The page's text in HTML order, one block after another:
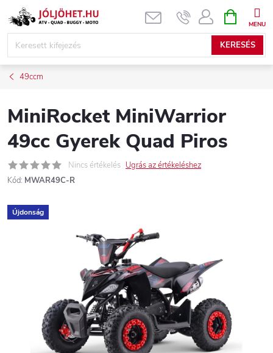
Ugrás
KERESÉS
KOSÁR
49ccm
MiniRocket MiniWarrior
49cc Gyerek Quad Piros
Nincs értékelés Ugrás az értékeléshez
Kód: MWAR49C-R
Újdonság